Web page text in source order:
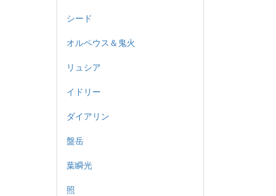
シード
オルペウス＆鬼火
リュシア
イドリー
ダイアリン
盤岳
葉瞬光
照